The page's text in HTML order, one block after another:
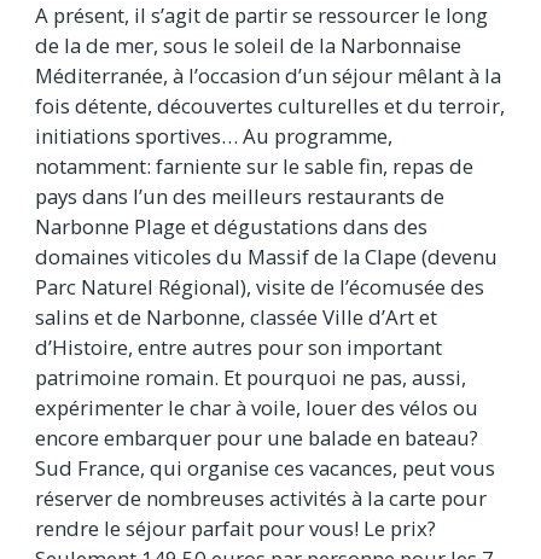
A présent, il s’agit de partir se ressourcer le long
de la de mer, sous le soleil de la Narbonnaise
Méditerranée, à l’occasion d’un séjour mêlant à la
fois détente, découvertes culturelles et du terroir,
initiations sportives… Au programme,
notamment: farniente sur le sable fin, repas de
pays dans l’un des meilleurs restaurants de
Narbonne Plage et dégustations dans des
domaines viticoles du Massif de la Clape (devenu
Parc Naturel Régional), visite de l’écomusée des
salins et de Narbonne, classée Ville d’Art et
d’Histoire, entre autres pour son important
patrimoine romain. Et pourquoi ne pas, aussi,
expérimenter le char à voile, louer des vélos ou
encore embarquer pour une balade en bateau?
Sud France, qui organise ces vacances, peut vous
réserver de nombreuses activités à la carte pour
rendre le séjour parfait pour vous! Le prix?